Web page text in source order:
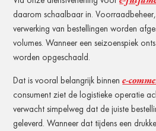
daarom schaalbaar in.
verwerking van bestellingen worden
volumes. Wanneer een seizoenspiek
worden opgeschaald.
Dat is vooral belangrijk binnene-
consument ziet de logistieke operatie
verwacht simpelweg dat de juiste
geleverd. Wanneer dat tijdens een